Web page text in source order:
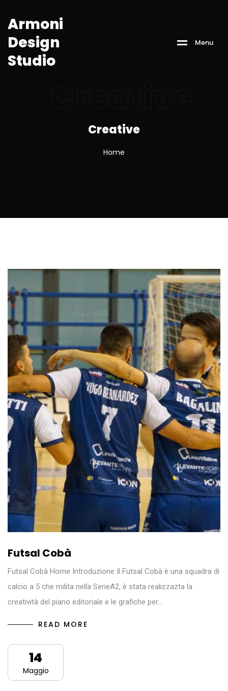
Armoni
Design
Studio
Menu
Creative
Home
Futsal Cobà
Futsal Cobà Home Introduzione Il Futsal Cobà è una squadra di
calcio a 5 che milita nella SerieA2, è stata realizzazta la
creatività del piano editoriale e le grafiche per…
READ MORE
14
Maggio